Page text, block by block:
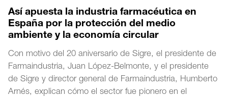
Así apuesta la industria farmacéutica en
España por la protección del medio
ambiente y la economía circular
Con motivo del 20 aniversario de Sigre, el presidente de
Farmaindustria, Juan López-Belmonte, y el presidente
de Sigre y director general de Farmaindustria, Humberto
Arnés, explican cómo el sector fue pionero en el